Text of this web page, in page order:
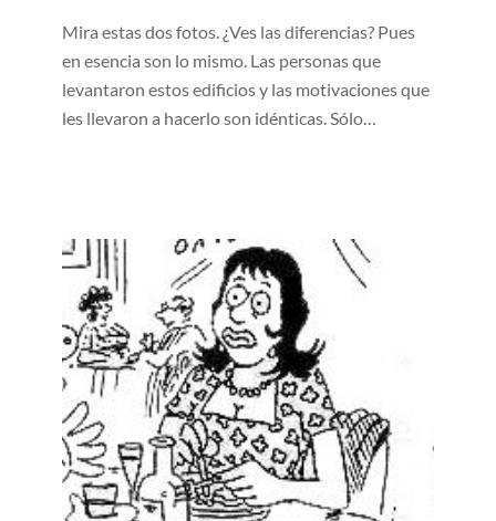
Mira estas dos fotos. ¿Ves las diferencias? Pues
en esencia son lo mismo. Las personas que
levantaron estos edificios y las motivaciones que
les llevaron a hacerlo son idénticas. Sólo…